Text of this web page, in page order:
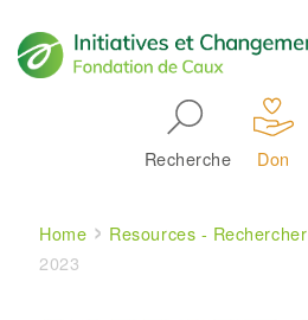
Recherche Don
Breadcrumb
Home Resources - Rechercher
2023